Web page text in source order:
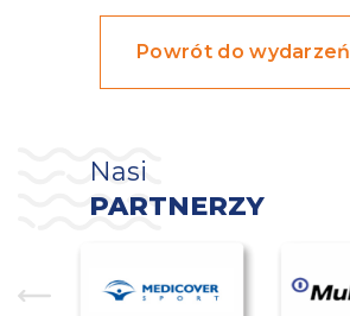
Powrót do wydarzeń
Nasi
PARTNERZY